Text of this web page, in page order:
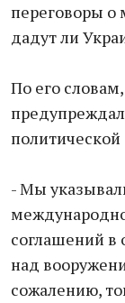
переговоры о
дадут ли
По его
- Мы
соглашений в
над
сожалению,